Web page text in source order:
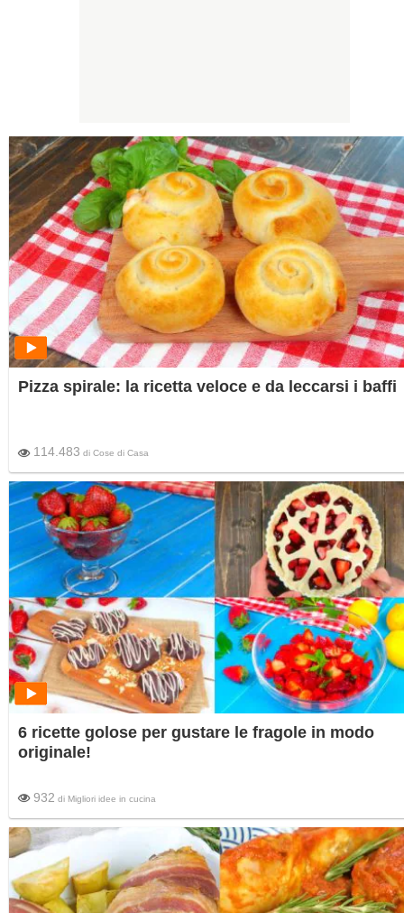
Pizza spirale: la ricetta veloce e da leccarsi i baffi
114.483 di Cose di Casa
6 ricette golose per gustare le fragole in modo
originale!
932 di Migliori idee in cucina